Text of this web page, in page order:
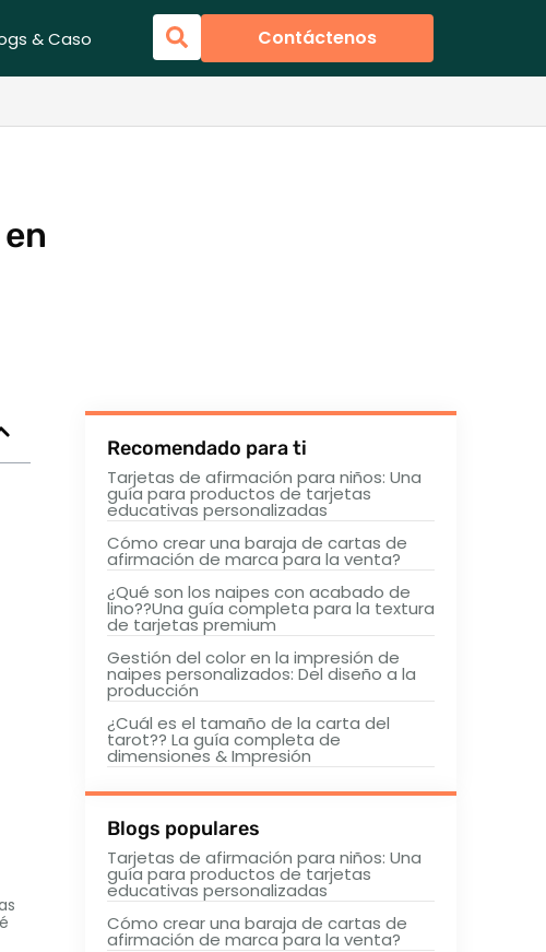
& Caso Contáctenos
Recomendado para ti
Tarjetas de afirmación para niños: Una
guía para productos de tarjetas
educativas personalizadas
Cómo crear una baraja de cartas de
afirmación de marca para la venta?
¿Qué son los naipes con acabado de
lino??Una guía completa para la textura
de tarjetas premium
Gestión del color en la impresión de
naipes personalizados: Del diseño a la
producción
¿Cuál es el tamaño de la carta del
tarot?? La guía completa de
dimensiones & Impresión
Blogs populares
Tarjetas de afirmación para niños: Una
guía para productos de tarjetas
educativas personalizadas
Cómo crear una baraja de cartas de
afirmación de marca para la venta?